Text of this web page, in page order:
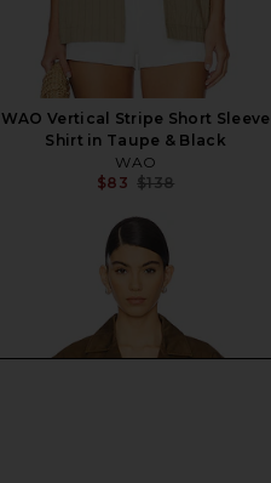
WAO Vertical Stripe Short Sleeve
Shirt in Taupe & Black
WAO
$83 $138